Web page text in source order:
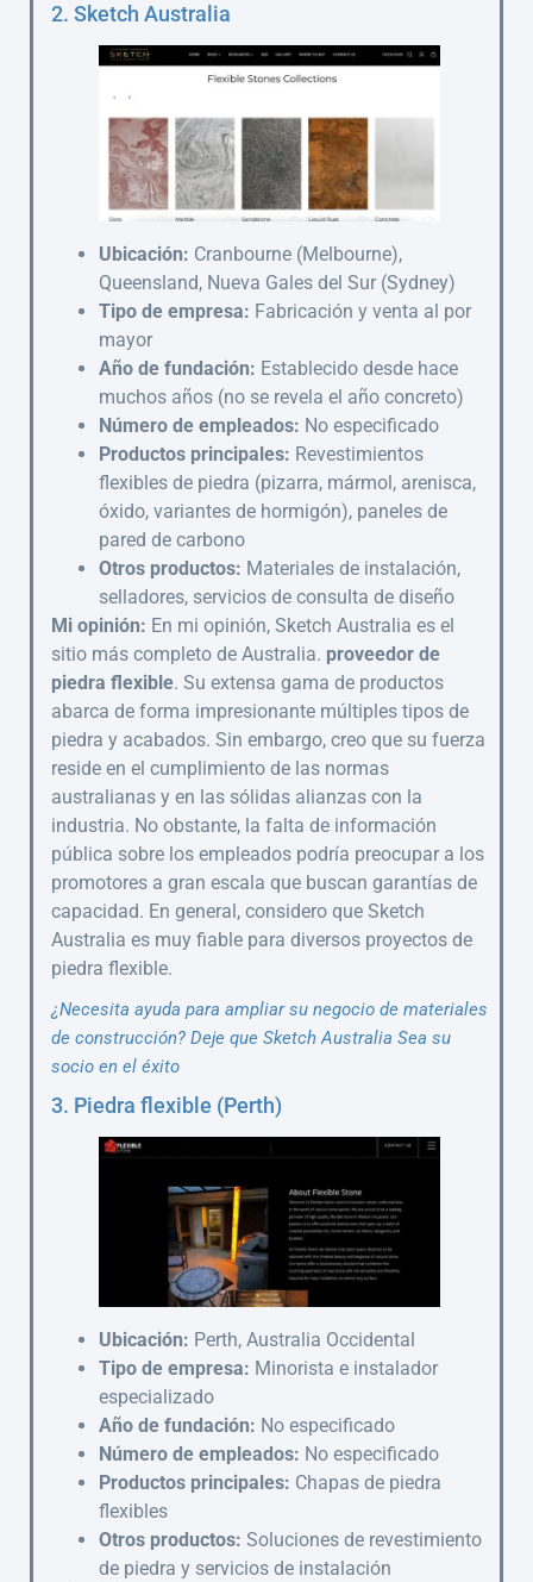
2. Sketch Australia
Ubicación: Cranbourne (Melbourne),
Queensland, Nueva Gales del Sur (Sydney)
Tipo de empresa: Fabricación y venta al por
mayor
Año de fundación: Establecido desde hace
muchos años (no se revela el año concreto)
Número de empleados: No especificado
Productos principales: Revestimientos
flexibles de piedra (pizarra, mármol, arenisca,
óxido, variantes de hormigón), paneles de
pared de carbono
Otros productos: Materiales de instalación,
selladores, servicios de consulta de diseño
Mi opinión: En mi opinión, Sketch Australia es el
sitio más completo de Australia. proveedor de
piedra flexible. Su extensa gama de productos
abarca de forma impresionante múltiples tipos de
piedra y acabados. Sin embargo, creo que su fuerza
reside en el cumplimiento de las normas
australianas y en las sólidas alianzas con la
industria. No obstante, la falta de información
pública sobre los empleados podría preocupar a los
promotores a gran escala que buscan garantías de
capacidad. En general, considero que Sketch
Australia es muy fiable para diversos proyectos de
piedra flexible.
¿Necesita ayuda para ampliar su negocio de materiales
de construcción? Deje que Sketch Australia Sea su
socio en el éxito
3. Piedra flexible (Perth)
Ubicación: Perth, Australia Occidental
Tipo de empresa: Minorista e instalador
especializado
Año de fundación: No especificado
Número de empleados: No especificado
Productos principales: Chapas de piedra
flexibles
Otros productos: Soluciones de revestimiento
de piedra y servicios de instalación